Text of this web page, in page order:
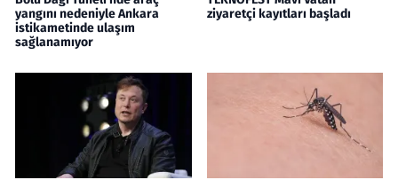
yangını nedeniyle Ankara
istikametinde ulaşım
sağlanamıyor
ziyaretçi kayıtları başladı